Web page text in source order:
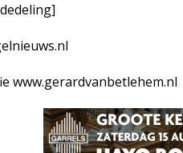
www.gerardvanbetlehem.nl